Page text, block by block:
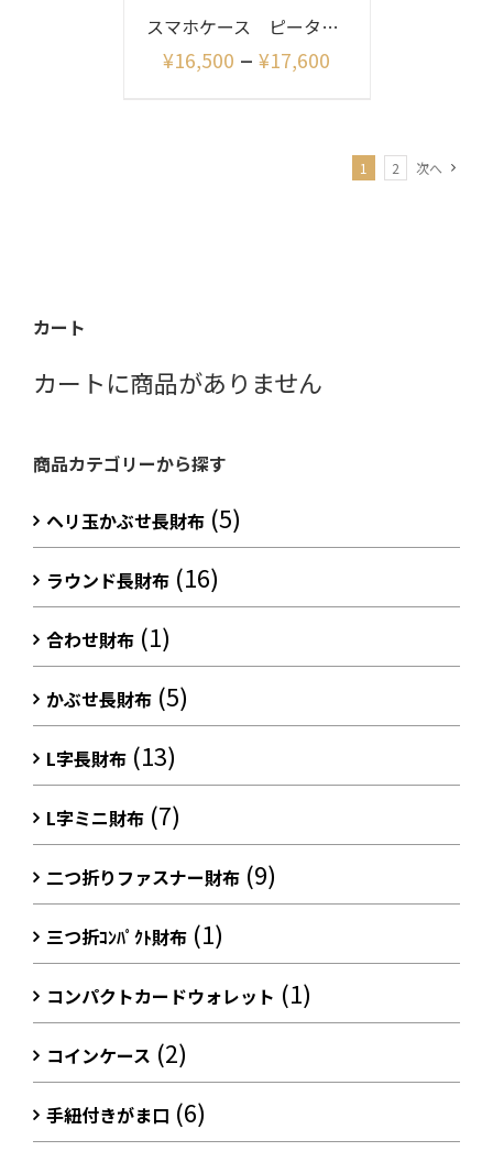
スマホケース ピーターラビット イングリッシュガーデン
¥16,500 – ¥17,600
1 2 次へ
カート
カートに商品がありません
商品カテゴリーから探す
ヘリ玉かぶせ長財布 (5)
ラウンド長財布 (16)
合わせ財布 (1)
かぶせ長財布 (5)
L字長財布 (13)
L字ミニ財布 (7)
二つ折りファスナー財布 (9)
三つ折ｺﾝﾊﾟｸﾄ財布 (1)
コンパクトカードウォレット (1)
コインケース (2)
手紐付きがま口 (6)